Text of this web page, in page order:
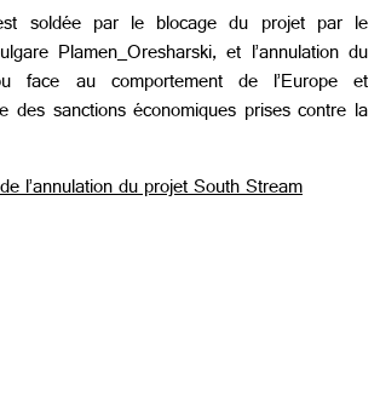
soldée par le blocage du projet par le
Plamen Oresharski, et l’annulation du
face au comportement de l’Europe et
des sanctions économiques prises contre la
l’annulation du projet South Stream